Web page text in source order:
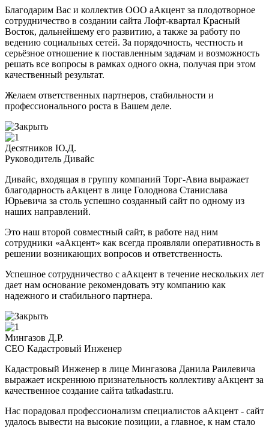
Благодарим Вас и коллектив ООО аАкцент за плодотворное
сотрудничество в создании сайта Лофт-квартал Красный
Восток, дальнейшему его развитию, а также за работу по
ведению социальных сетей. За порядочность, честность и
серьёзное отношение к поставленным задачам и возможность
решать все вопросы в рамках одного окна, получая при этом
качественный результат.
Желаем ответственных партнеров, стабильности и
профессионального роста в Вашем деле.
Десятников Ю.Д.
Руководитель Дивайс
Дивайс, входящая в группу компаний Торг-Авиа выражает
благодарность аАкцент в лице Голоднова Станислава
Юрьевича за столь успешно созданный сайт по одному из
наших направлений.
Это наш второй совместный сайт, в работе над ним
сотрудники «аАкцент» как всегда проявляли оперативность в
решении возникающих вопросов и ответственность.
Успешное сотрудничество с аАкцент в течение нескольких лет
дает нам основание рекомендовать эту компанию как
надежного и стабильного партнера.
Мингазов Д.Р.
CEO Кадастровый Инженер
Кадастровый Инженер в лице Мингазова Данила Раилевича
выражает искреннюю признательность коллективу аАкцент за
качественное создание сайта tatkadastr.ru.
Нас порадовал профессионализм специалистов аАкцент - сайт
удалось вывести на высокие позиции, а главное, к нам стало